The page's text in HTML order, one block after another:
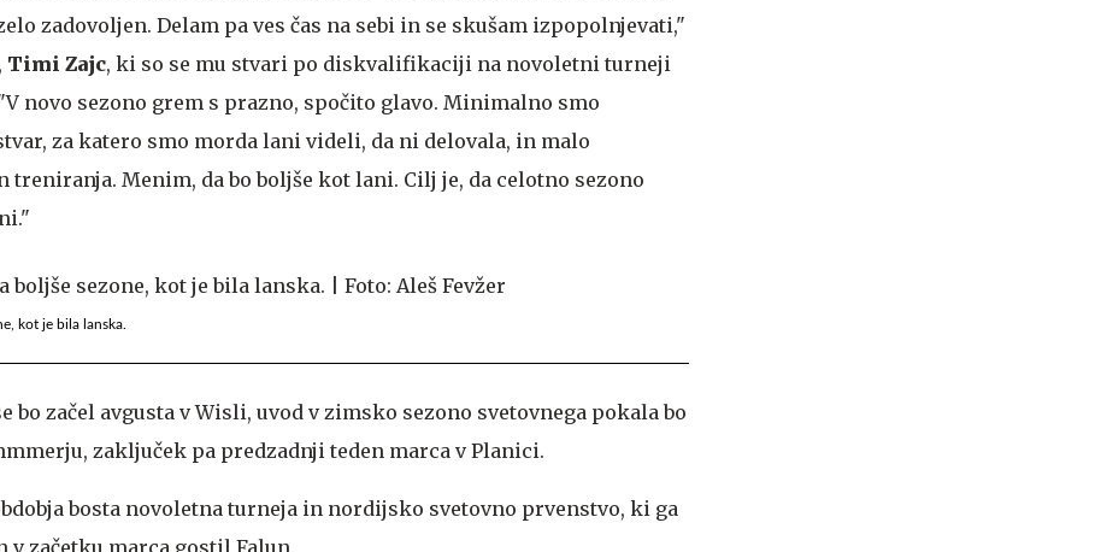
zadovoljen. Delam pa ves čas na sebi in se skušam izpopolnjevati,"
, Timi Zajc, ki so se mu stvari po diskvalifikaciji na novoletni turneji
novo sezono grem s prazno, spočito glavo. Minimalno smo
za katero smo morda lani videli, da ni delovala, in malo
Menim, da bo boljše kot lani. Cilj je, da celotno sezono
kot je bila lanska.
bo začel avgusta v Wisli, uvod v zimsko sezono svetovnega pokala bo
zaključek pa predzadnji teden marca v Planici.
bosta novoletna turneja in nordijsko svetovno prvenstvo, ki ga
v začetku marca gostil Falun.